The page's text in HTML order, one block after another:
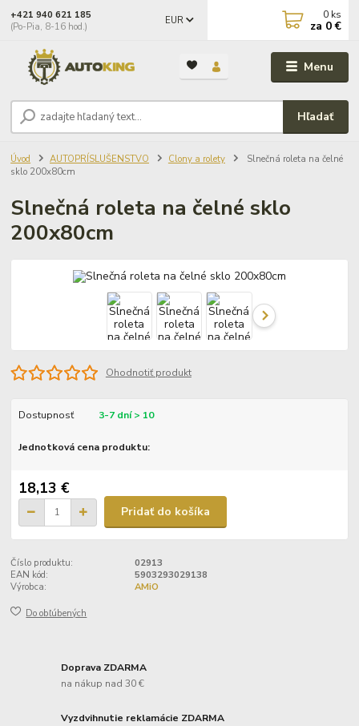
Menu
EUR
Hľadať
+421 940 621 185
(Po-Pia, 8-16 hod.)
0 ks
za 0 €
Úvod AUTOPRÍSLUŠENSTVO Clony a rolety
Slnečná roleta na čelné
sklo 200x80cm
Slnečná roleta na čelné sklo
200x80cm
Ohodnotiť produkt
Dostupnosť 3-7 dní > 10
Jednotková cena produktu:
18,13 €
Pridať do košíka
Číslo produktu:
02913
EAN kód:
5903293029138
Výrobca:
AMiO
Do obľúbených
Doprava ZDARMA
na nákup nad 30 €
Vyzdvihnutie reklamácie ZDARMA